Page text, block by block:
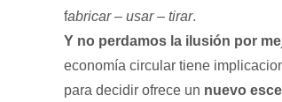
fabricar – usar – tirar.
Y no perdamos la ilusión por
economía circular tiene
para decidir ofrece un nuevo